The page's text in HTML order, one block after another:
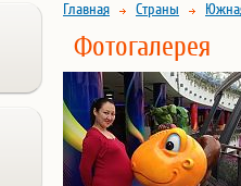
Главная Страны
Фотогалерея